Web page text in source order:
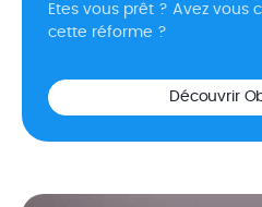
Etes vous prêt ? Avez vous
cette réforme ?
Découvrir